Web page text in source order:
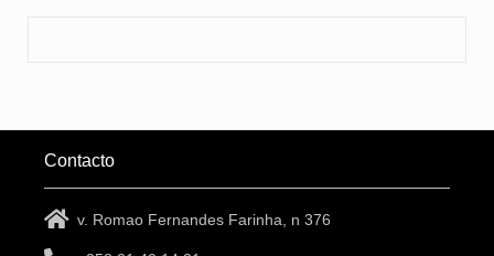
Contacto
v. Romao Fernandes Farinha, n 376